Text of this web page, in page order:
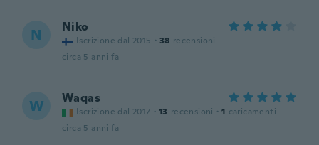
N Niko
Iscrizione dal 2015 · 38 recensioni
circa 5 anni fa
W Waqas
Iscrizione dal 2017 · 13 recensioni · 1 caricamenti
circa 5 anni fa